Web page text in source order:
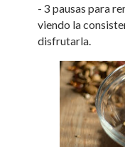
- 3 pausas para
viendo la
disfrutarla.